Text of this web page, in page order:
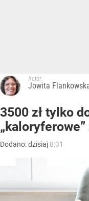
Autor:
Jowita
3500 zł tylko
Dodano:dzisiaj 8:31